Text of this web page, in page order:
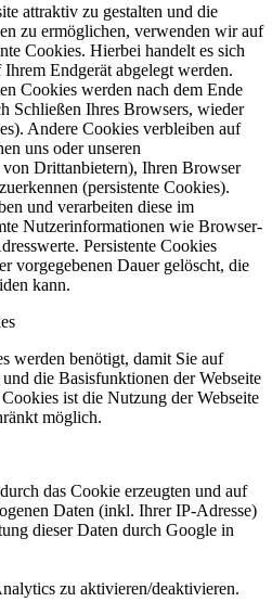
Merzhausen
Merzhausen
attraktiv zu gestalten und die
zu ermöglichen, verwenden wir auf
Cookies. Hierbei handelt es sich
Endgerät abgelegt werden.
Cookies werden nach dem Ende
Schließen Ihres Browsers, wieder
Andere Cookies verbleiben auf
uns oder unseren
Drittanbietern), Ihren Browser
(persistente Cookies).
und verarbeiten diese im
Nutzerinformationen wie Browser-
Persistente Cookies
vorgegebenen Dauer gelöscht, die
kann.
werden benötigt, damit Sie auf
die Basisfunktionen der Webseite
ist die Nutzung der Webseite
möglich.
das Cookie erzeugten und auf
Daten (inkl. Ihrer IP-Adresse)
dieser Daten durch Google in
zu aktivieren/deaktivieren.